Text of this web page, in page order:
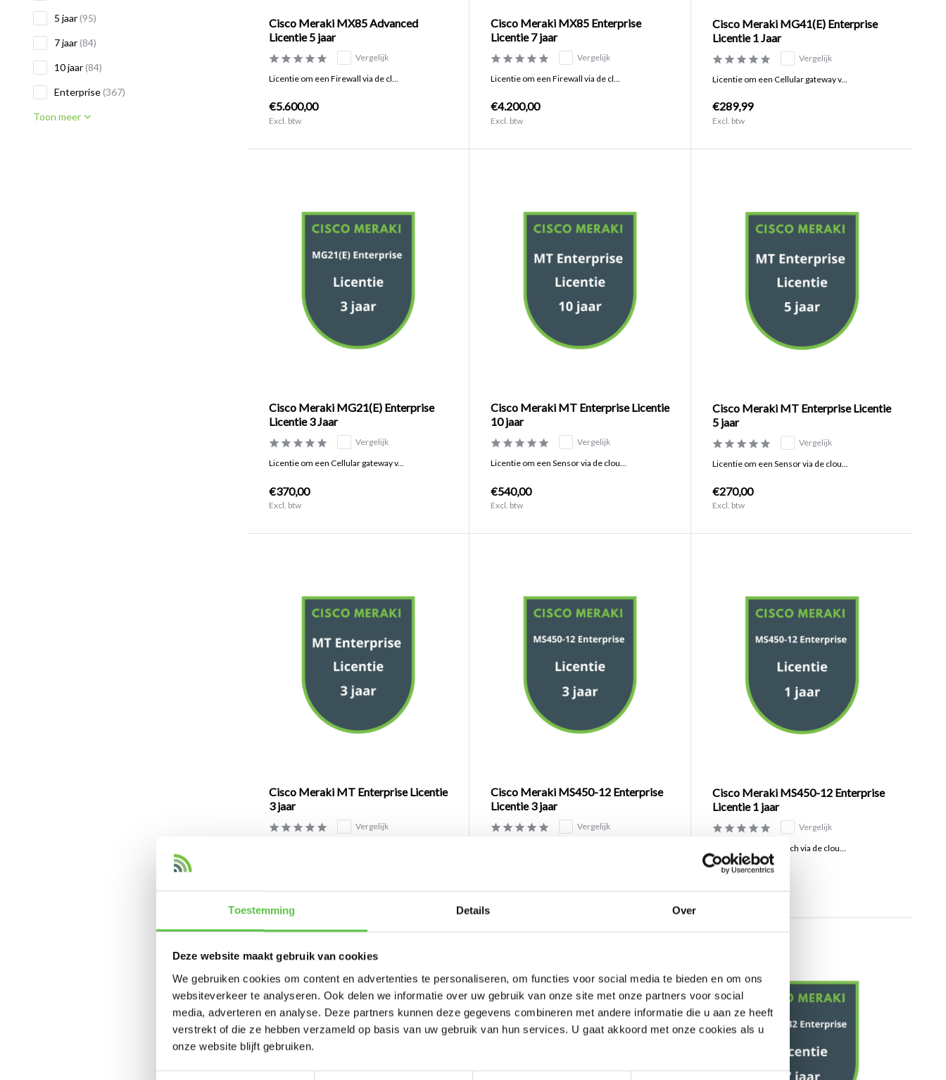
Toestemming Details Over
Deze website maakt gebruik van cookies
We gebruiken cookies om content en advertenties te personaliseren, om functies voor social media te bieden en om ons
websiteverkeer te analyseren. Ook delen we informatie over uw gebruik van onze site met onze partners voor social
media, adverteren en analyse. Deze partners kunnen deze gegevens combineren met andere informatie die u aan ze heeft
verstrekt of die ze hebben verzameld op basis van uw gebruik van hun services. U gaat akkoord met onze cookies als u
onze website blijft gebruiken.
5 jaar(95)
7 jaar(84)
10 jaar(84)
Enterprise(367)
Toon meer
Cisco Meraki MX85 Advanced
Licentie 5 jaar
Vergelijk
Licentie om een Firewall via de cl...
€5.600,00
Excl. btw
Cisco Meraki MX85 Enterprise
Licentie 7 jaar
Vergelijk
Licentie om een Firewall via de cl...
€4.200,00
Excl. btw
Cisco Meraki MG41(E) Enterprise
Licentie 1 Jaar
Vergelijk
Licentie om een Cellular gateway v...
€289,99
Excl. btw
Cisco Meraki MG21(E) Enterprise
Licentie 3 Jaar
Vergelijk
Licentie om een Cellular gateway v...
€370,00
Excl. btw
Cisco Meraki MT Enterprise Licentie
10 jaar
Vergelijk
Licentie om een Sensor via de clou...
€540,00
Excl. btw
Cisco Meraki MT Enterprise Licentie
5 jaar
Vergelijk
Licentie om een Sensor via de clou...
€270,00
Excl. btw
Cisco Meraki MT Enterprise Licentie
3 jaar
Vergelijk
Excl. btw
Cisco Meraki MS450-12 Enterprise
Licentie 3 jaar
Vergelijk
Excl. btw
Cisco Meraki MS450-12 Enterprise
Licentie 1 jaar
Vergelijk
Licentie om een Switch via de clou...
€799,00
Excl. btw